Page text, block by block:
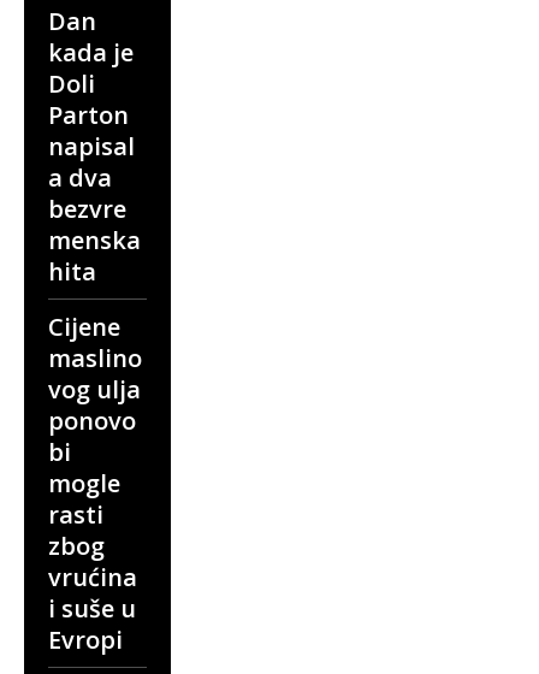
Dan
kada je
Doli
Parton
napisal
a dva
bezvre
menska
hita
Cijene
maslino
vog ulja
ponovo
bi
mogle
rasti
zbog
vrućina
i suše u
Evropi